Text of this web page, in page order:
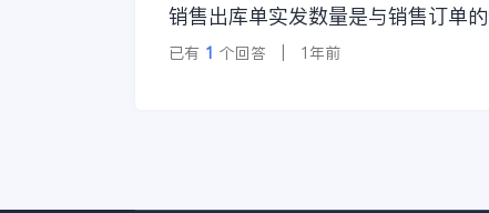
销售出库单实发数量是与销售订单
已有 1 个回答 | 1年前